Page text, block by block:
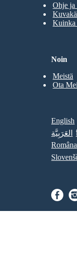
Ohje ja
Kuinka
Noin
Meistä
Ota
English
العَرَبِيَّة
Româna